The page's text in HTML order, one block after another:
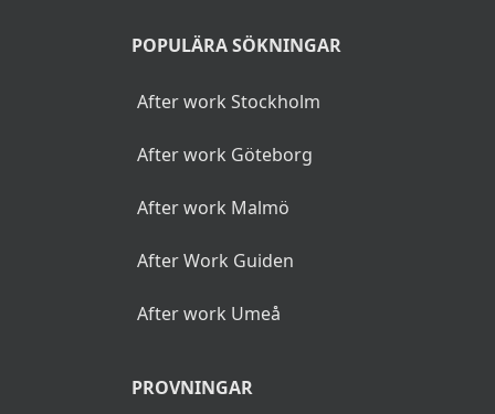
POPULÄRA SÖKNINGAR
After work Stockholm
After work Göteborg
After work Malmö
After Work Guiden
After work Umeå
PROVNINGAR